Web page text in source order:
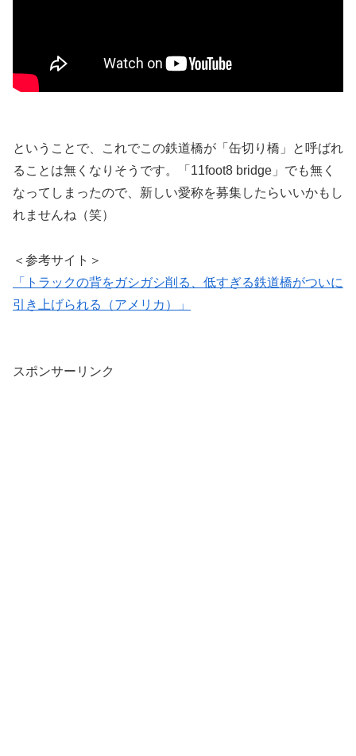
ということで、これでこの鉄道橋が「缶切り橋」と呼ばれ
ることは無くなりそうです。「11foot8 bridge」でも無く
なってしまったので、新しい愛称を募集したらいいかもし
れませんね（笑）
＜参考サイト＞
「トラックの背をガシガシ削る、低すぎる鉄道橋がついに
引き上げられる（アメリカ）」
スポンサーリンク